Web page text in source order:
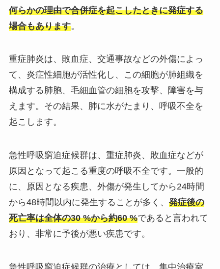
何らかの理由で合併症を起こしたときに発症する
場合もあります。
重症肺炎は、敗血症、交通事故などの外傷によっ
て、炎症性細胞が活性化し、この細胞が肺組織を
構成する肺胞、毛細血管の細胞を攻撃、障害を与
えます。その結果、肺に水がたまり、呼吸不全を
起こします。
急性呼吸窮迫症候群は、重症肺炎、敗血症などが
原因となって起こる重度の呼吸不全です。一般的
に、原因となる疾患、外傷が発生してから24時間
から48時間以内に発生することが多く、 発症後の
死亡率は全体の30 %から約60 %であると言われて
おり、非常に予後が悪い疾患です。